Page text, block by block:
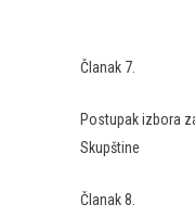
Članak 7.
Postupak izbora
Skupštine
Članak 8.